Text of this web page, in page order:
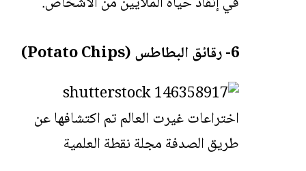
6- رقائق البطاطس (Potato Chips)